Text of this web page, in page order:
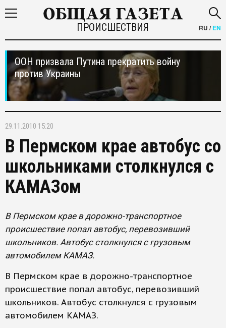
ПРОИСШЕСТВИЯ RU /EN
ООН призвала Путина прекратить войну
против Украины
29.11.2010 15:20
В Пермском крае автобус со
школьниками столкнулся с
КАМАЗом
В Пермском крае в дорожно-транспортное
происшествие попал автобус, перевозивший
школьников. Автобус столкнулся с грузовым
автомобилем КАМАЗ.
В Пермском крае в дорожно-транспортное
происшествие попал автобус, перевозивший
школьников. Автобус столкнулся с грузовым
автомобилем КАМАЗ.